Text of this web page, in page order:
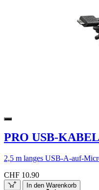
PRO USB-KABEL
2,5 m langes USB-A-auf-
CHF 10.90
In den Warenkorb